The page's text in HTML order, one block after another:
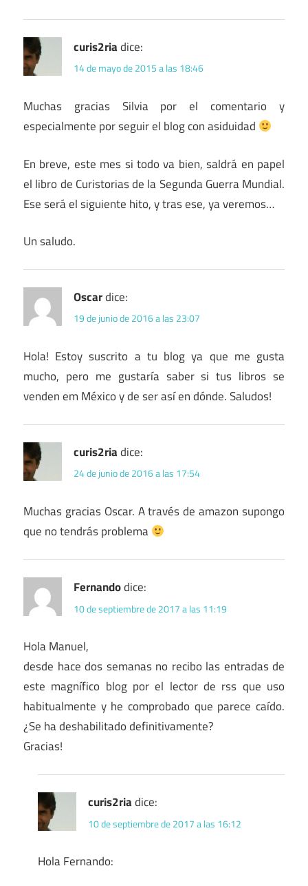
curis2riadice:
14 de mayo de 2015 a las 18:46
Muchas gracias Silvia por el comentario y
especialmente por seguir el blog con asiduidad
En breve, este mes si todo va bien, saldrá en papel
el libro de Curistorias de la Segunda Guerra Mundial.
Ese será el siguiente hito, y tras ese, ya veremos…
Un saludo.
Oscardice:
19 de junio de 2016 a las 23:07
Hola! Estoy suscrito a tu blog ya que me gusta
mucho, pero me gustaría saber si tus libros se
venden em México y de ser así en dónde. Saludos!
curis2riadice:
24 de junio de 2016 a las 17:54
Muchas gracias Oscar. A través de amazon supongo
que no tendrás problema
Fernandodice:
10 de septiembre de 2017 a las 11:19
Hola Manuel,
desde hace dos semanas no recibo las entradas de
este magnífico blog por el lector de rss que uso
habitualmente y he comprobado que parece caído.
¿Se ha deshabilitado definitivamente?
Gracias!
curis2ria dice:
10 de septiembre de 2017 a las 16:12
Hola Fernando: